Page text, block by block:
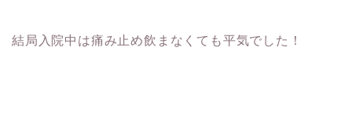
結局入院中は痛み止め飲まなくても平気でした！